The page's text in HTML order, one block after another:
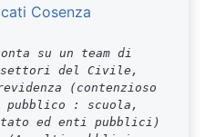
Cosenza
su un team di
del Civile,
(contenzioso
pubblico : scuola,
ed enti pubblici)